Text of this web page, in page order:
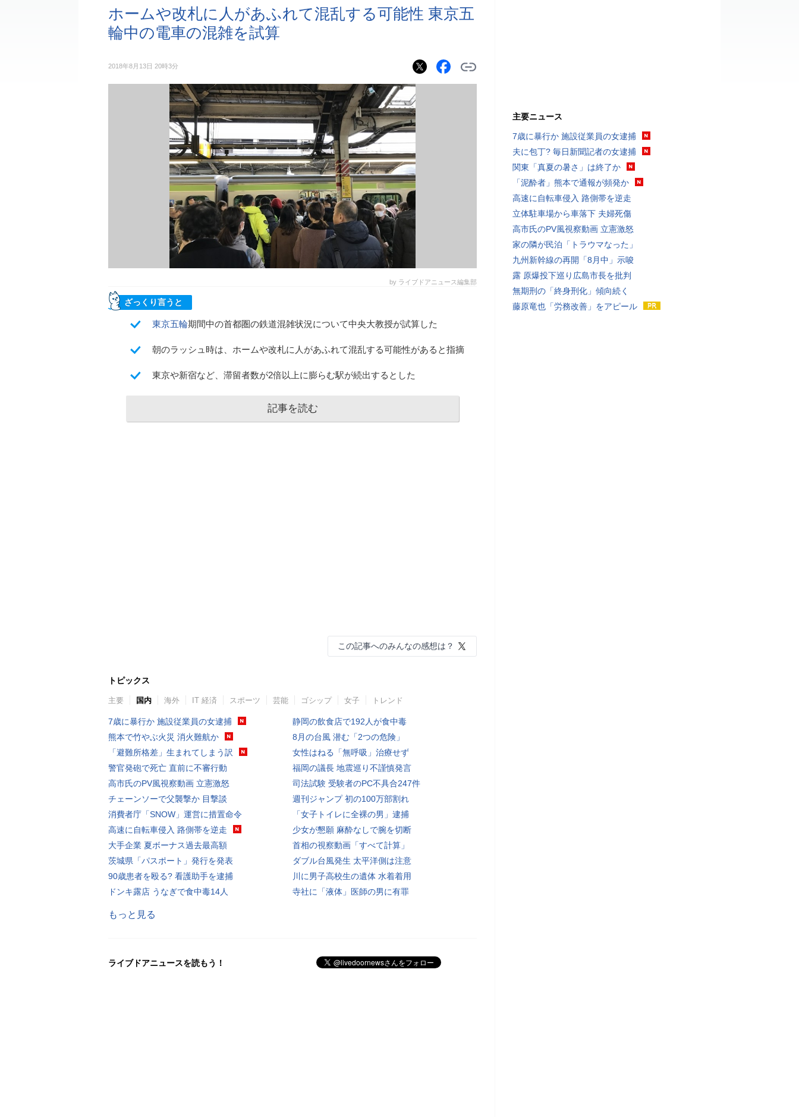
ホームや改札に人があふれて混乱する可能性 東京五
輪中の電車の混雑を試算
2018年8月13日 20時3分
by ライブドアニュース編集部
ざっくり言うと
東京五輪期間中の首都圏の鉄道混雑状況について中央大教授が試算した
朝のラッシュ時は、ホームや改札に人があふれて混乱する可能性があると指摘
東京や新宿など、滞留者数が2倍以上に膨らむ駅が続出するとした
記事を読む
この記事へのみんなの感想は？
トピックス
主要 国内 海外 IT 経済 スポーツ 芸能 ゴシップ 女子 トレンド
7歳に暴行か 施設従業員の女逮捕
熊本で竹やぶ火災 消火難航か
「避難所格差」生まれてしまう訳
警官発砲で死亡 直前に不審行動
高市氏のPV風視察動画 立憲激怒
チェーンソーで父襲撃か 目撃談
消費者庁「SNOW」運営に措置命令
高速に自転車侵入 路側帯を逆走
大手企業 夏ボーナス過去最高額
茨城県「パスポート」発行を発表
90歳患者を殴る? 看護助手を逮捕
ドンキ露店 うなぎで食中毒14人
静岡の飲食店で192人が食中毒
8月の台風 潜む「2つの危険」
女性はねる「無呼吸」治療せず
福岡の議長 地震巡り不謹慎発言
司法試験 受験者のPC不具合247件
週刊ジャンプ 初の100万部割れ
「女子トイレに全裸の男」逮捕
少女が懇願 麻酔なしで腕を切断
首相の視察動画「すべて計算」
ダブル台風発生 太平洋側は注意
川に男子高校生の遺体 水着着用
寺社に「液体」医師の男に有罪
もっと見る
ライブドアニュースを読もう！
主要ニュース
7歳に暴行か 施設従業員の女逮捕
夫に包丁? 毎日新聞記者の女逮捕
関東「真夏の暑さ」は終了か
「泥酔者」熊本で通報が頻発か
高速に自転車侵入 路側帯を逆走
立体駐車場から車落下 夫婦死傷
高市氏のPV風視察動画 立憲激怒
家の隣が民泊「トラウマなった」
九州新幹線の再開「8月中」示唆
露 原爆投下巡り広島市長を批判
無期刑の「終身刑化」傾向続く
藤原竜也「労務改善」をアピール